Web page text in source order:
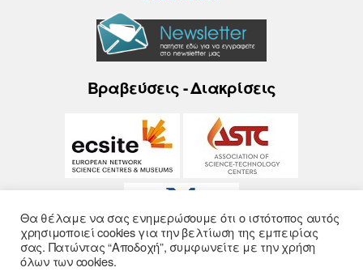
Βραβεύσεις - Διακρίσεις
Θα θέλαμε να σας ενημερώσουμε ότι ο ιστότοπος αυτός
χρησιμοποιεί cookies για την βελτίωση της εμπειρίας
σας. Πατώντας “Αποδοχή”, συμφωνείτε με την χρήση
όλων των cookies.